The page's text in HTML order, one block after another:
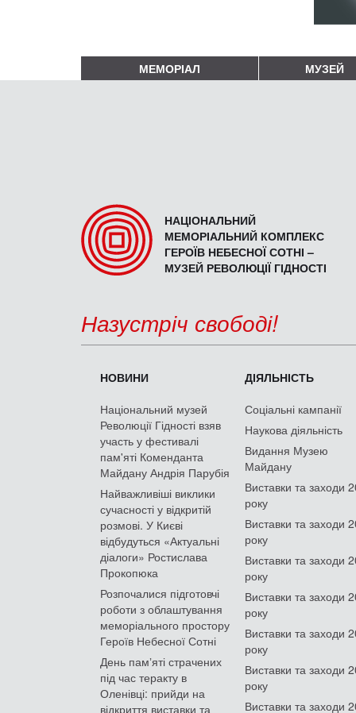
МЕМОРІАЛ МУЗЕЙ
НАЦІОНАЛЬНИЙ
МЕМОРІАЛЬНИЙ КОМПЛЕКС
ГЕРОЇВ НЕБЕСНОЇ СОТНІ –
МУЗЕЙ РЕВОЛЮЦІЇ ГІДНОСТІ
Назустріч свободі!
НОВИНИ
Національний музей
Революції Гідності взяв
участь у фестивалі
пам'яті Коменданта
Майдану Андрія Парубія
Найважливіші виклики
сучасності у відкритій
розмові. У Києві
відбудуться «Актуальні
діалоги» Ростислава
Прокопюка
Розпочалися підготовчі
роботи з облаштування
меморіального простору
Героїв Небесної Сотні
День памʼяті страчених
під час теракту в
Оленівці: прийди на
відкриття виставки та
ДІЯЛЬНІСТЬ
Соціальні кампанії
Наукова діяльність
Видання Музею
Майдану
Виставки та заходи
року
Виставки та заходи
року
Виставки та заходи
року
Виставки та заходи
року
Виставки та заходи
року
Виставки та заходи
року
Виставки та заходи